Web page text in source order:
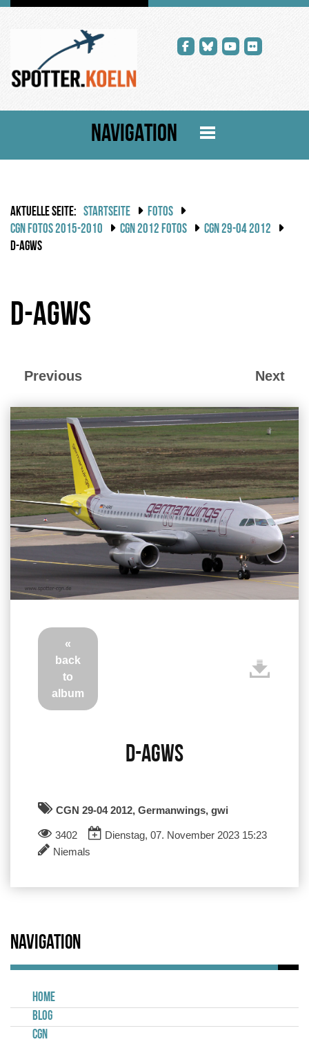
NAVIGATION
AKTUELLE SEITE: STARTSEITE
FOTOS
CGN FOTOS 2015-2010
CGN 2012 FOTOS
CGN 29-04 2012
D-AGWS
D-AGWS
Previous Next
«
back
to
album
D-AGWS
CGN 29-04 2012, Germanwings, gwi
3402
Dienstag, 07. November 2023 15:23
Niemals
Navigation
Home
Blog
CGN